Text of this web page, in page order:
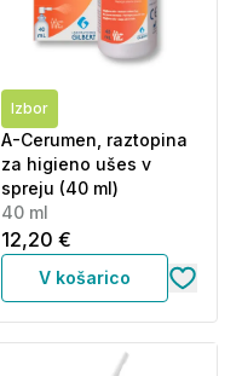
Izbor
A-Cerumen, raztopina
za higieno ušes v
spreju (40 ml)
40 ml
12,20 €
V košarico